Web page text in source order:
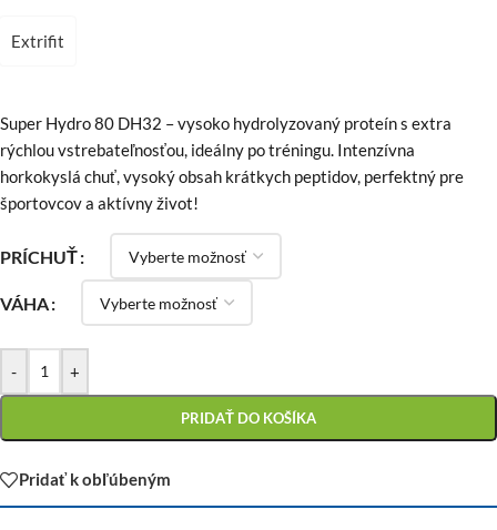
Extrifit
Super Hydro 80 DH32 – vysoko hydrolyzovaný proteín s extra
rýchlou vstrebateľnosťou, ideálny po tréningu. Intenzívna
horkokyslá chuť, vysoký obsah krátkych peptidov, perfektný pre
športovcov a aktívny život!
PRÍCHUŤ
VÁHA
- +
PRIDAŤ DO KOŠÍKA
Pridať k obľúbeným